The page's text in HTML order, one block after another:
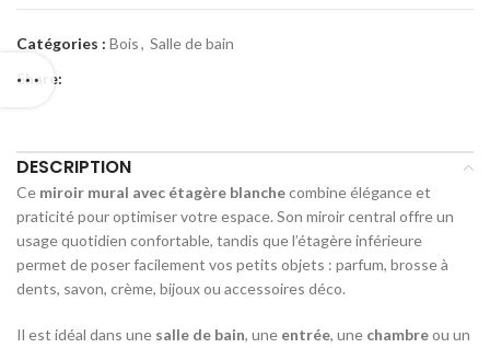
Catégories : Bois, Salle de bain
Share:
DESCRIPTION
Ce miroir mural avec étagère blanchecombine élégance et
praticité pour optimiser votre espace. Son miroir central offre un
usage quotidien confortable, tandis que l’étagère inférieure
permet de poser facilement vos petits objets : parfum, brosse à
dents, savon, crème, bijoux ou accessoires déco.
Il est idéal dans une salle de bain, une entrée, une chambreou un